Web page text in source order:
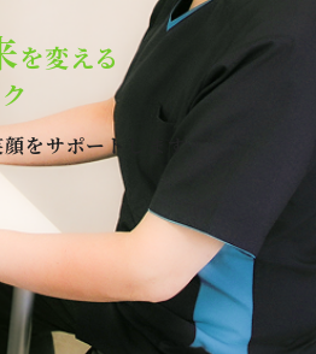
費用について
クリニック案内
Q＆A
アクセス
を変える
をサポートします